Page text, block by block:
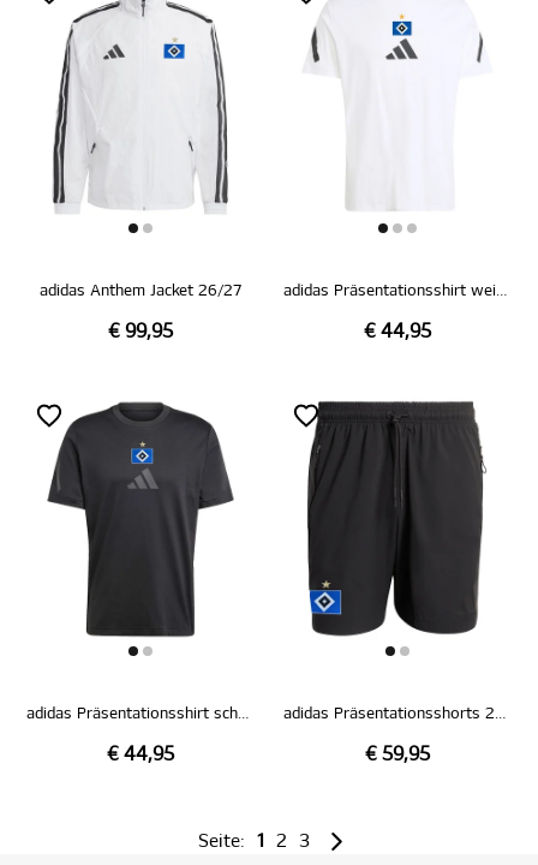
adidas Anthem Jacket 26/27
€ 99,95
adidas Präsentationsshirt weiß 26/27
€ 44,95
adidas Präsentationsshirt schwarz 26/27
€ 44,95
adidas Präsentationsshorts 26/27
€ 59,95
Seite: 1 2 3